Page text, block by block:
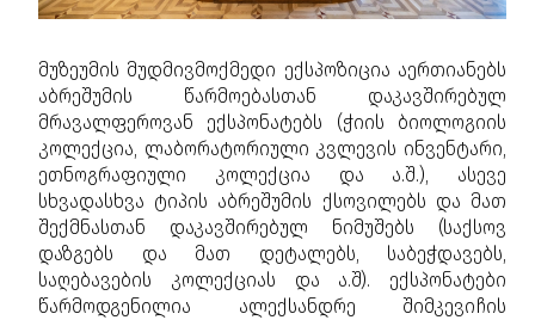
მუზეუმის მუდმივმოქმედი ექსპოზიცია აერთიანებს
აბრეშუმის წარმოებასთან დაკავშირებულ
მრავალფეროვან ექსპონატებს (ჭიის ბიოლოგიის
კოლექცია, ლაბორატორიული კვლევის ინვენტარი,
ეთნოგრაფიული კოლექცია და ა.შ.), ასევე
სხვადასხვა ტიპის აბრეშუმის ქსოვილებს და მათ
შექმნასთან დაკავშირებულ ნიმუშებს (საქსოვ
დაზგებს და მათ დეტალებს, საბეჭდავებს,
საღებავების კოლექციას და ა.შ). ექსპონატები
წარმოდგენილია ალექსანდრე შიმკევიჩის